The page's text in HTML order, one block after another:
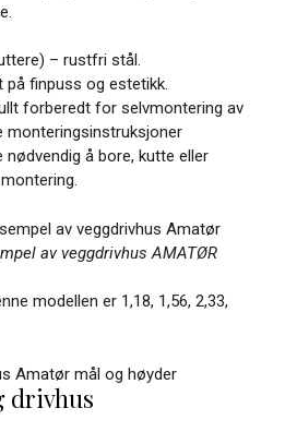
– rustfri stål.
på finpuss og estetikk.
forberedt for selvmontering av
monteringsinstruksjoner
nødvendig å bore, kutte eller
av veggdrivhus AMATØR
modellen er 1,18, 1,56, 2,33,
drivhus